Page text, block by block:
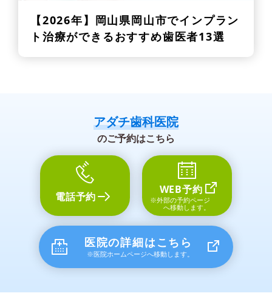
【2026年】 岡山県岡山市でインプラン
ト治療ができるおすすめ歯医者13選
アダチ歯科医院
のご予約はこちら
電話予約
WEB予約
※外部の予約ページ
へ移動します。
医院の詳細はこちら
※医院ホームページへ移動します。